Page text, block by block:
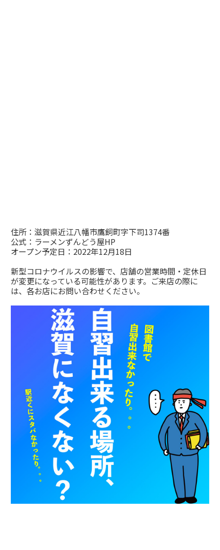
住所：滋賀県近江八幡市鷹飼町字下司1374番
公式： ラーメンずんどう屋HP
オープン予定日：2022年12月18日
新型コロナウイルスの影響で、店舗の営業時間・定休日
が変更になっている可能性があります。ご来店の際に
は、各お店にお問い合わせください。